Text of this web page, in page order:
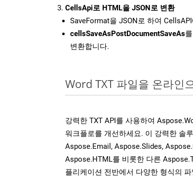
CellsApi로 HTML을 JSON로 변환
SaveFormat을 JSON로 하여
cellsSaveAsPostDocumentSaveAs
변환합니다.
Word TXT 파일을 온라인
강력한 TXT API를 사용하여
워크플로를 개선하세요. 이 강력한 솔
Aspose.Email, Aspose.Slides,
Aspose.HTML를 비롯한 다른
플리케이션 전반에서 다양한 형식의